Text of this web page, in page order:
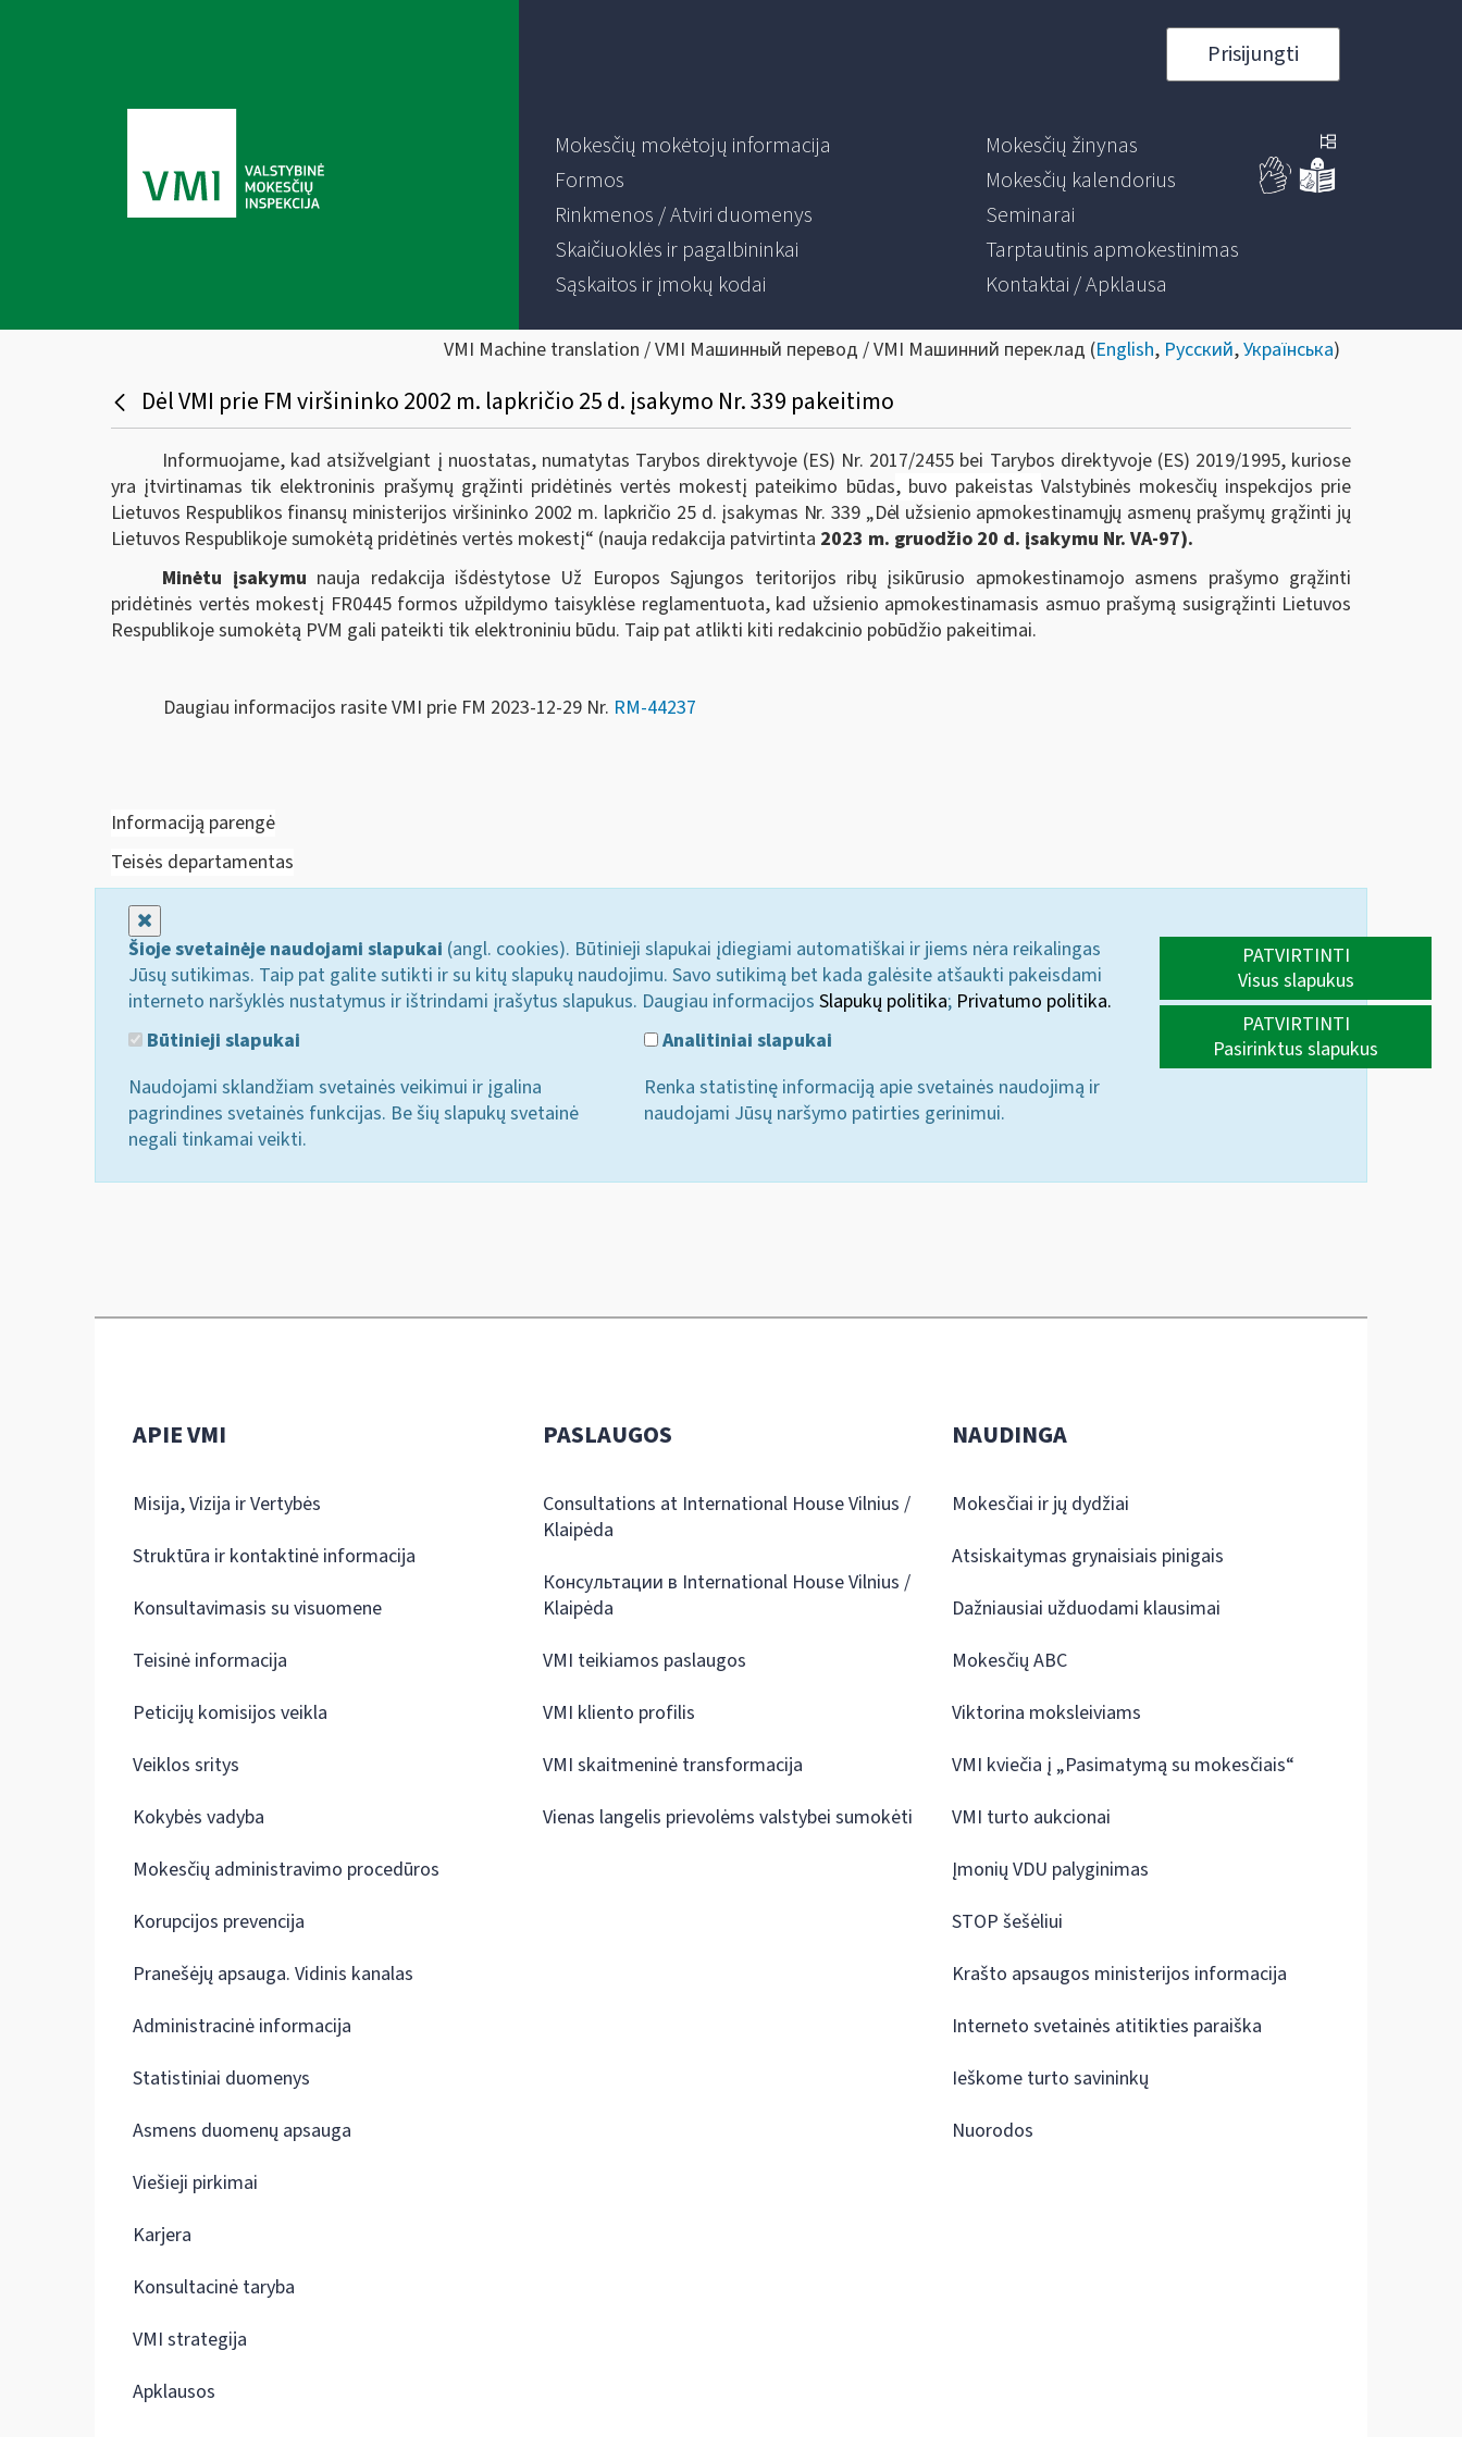
Prisijungti
Mokesčių mokėtojų informacija
Formos
Rinkmenos / Atviri duomenys
Skaičiuoklės ir pagalbininkai
Sąskaitos ir įmokų kodai
Mokesčių žinynas
Mokesčių kalendorius
Seminarai
Tarptautinis apmokestinimas
Kontaktai / Apklausa
VMI Machine translation / VMI Машинный перевод / VMI Машинний переклад (English, Русский,Українська)
Dėl VMI prie FM viršininko 2002 m. lapkričio 25 d. įsakymo Nr. 339 pakeitimo
Informuojame, kad atsižvelgiant į nuostatas, numatytas Tarybos direktyvoje (ES) Nr. 2017/2455 bei Tarybos direktyvoje (ES) 2019/1995, kuriose
yra įtvirtinamas tik elektroninis prašymų grąžinti pridėtinės vertės mokestį pateikimo būdas, buvo pakeistasValstybinės mokesčių inspekcijos prie
Lietuvos Respublikos finansų ministerijos viršininko 2002 m. lapkričio 25 d. įsakymas Nr. 339 „Dėl užsienio apmokestinamųjų asmenų prašymų grąžinti jų
Lietuvos Respublikoje sumokėtą pridėtinės vertės mokestį“ (nauja redakcija patvirtinta 2023 m. gruodžio 20 d. įsakymu Nr. VA-97).
Minėtu įsakymu nauja redakcija išdėstytose Už Europos Sąjungos teritorijos ribų įsikūrusio apmokestinamojo asmens prašymo grąžinti
pridėtinės vertės mokestį FR0445 formos užpildymo taisyklėse reglamentuota, kad užsienio apmokestinamasis asmuo prašymą susigrąžinti Lietuvos
Respublikoje sumokėtą PVM gali pateikti tik elektroniniu būdu. Taip pat atlikti kiti redakcinio pobūdžio pakeitimai.
Daugiau informacijos rasite VMI prie FM 2023-12-29 Nr. RM-44237
Informaciją parengė
Teisės departamentas
Šioje svetainėje naudojami slapukai (angl. cookies). Būtinieji slapukai įdiegiami automatiškai ir jiems nėra reikalingas
Jūsų sutikimas. Taip pat galite sutikti ir su kitų slapukų naudojimu. Savo sutikimą bet kada galėsite atšaukti pakeisdami
interneto naršyklės nustatymus ir ištrindami įrašytus slapukus. Daugiau informacijos Slapukų politika; Privatumo politika.
Būtinieji slapukai
Naudojami sklandžiam svetainės veikimui ir įgalina
pagrindines svetainės funkcijas. Be šių slapukų svetainė
negali tinkamai veikti.
Analitiniai slapukai
Renka statistinę informaciją apie svetainės naudojimą ir
naudojami Jūsų naršymo patirties gerinimui.
PATVIRTINTI
Visus slapukus
PATVIRTINTI
Pasirinktus slapukus
APIE VMI
Misija, Vizija ir Vertybės
Struktūra ir kontaktinė informacija
Konsultavimasis su visuomene
Teisinė informacija
Peticijų komisijos veikla
Veiklos sritys
Kokybės vadyba
Mokesčių administravimo procedūros
Korupcijos prevencija
Pranešėjų apsauga. Vidinis kanalas
Administracinė informacija
Statistiniai duomenys
Asmens duomenų apsauga
Viešieji pirkimai
Karjera
Konsultacinė taryba
VMI strategija
Apklausos
PASLAUGOS
Consultations at International House Vilnius /
Klaipėda
Консультации в International House Vilnius /
Klaipėda
VMI teikiamos paslaugos
VMI kliento profilis
VMI skaitmeninė transformacija
Vienas langelis prievolėms valstybei sumokėti
NAUDINGA
Mokesčiai ir jų dydžiai
Atsiskaitymas grynaisiais pinigais
Dažniausiai užduodami klausimai
Mokesčių ABC
Viktorina moksleiviams
VMI kviečia į „Pasimatymą su mokesčiais“
VMI turto aukcionai
Įmonių VDU palyginimas
STOP šešėliui
Krašto apsaugos ministerijos informacija
Interneto svetainės atitikties paraiška
Ieškome turto savininkų
Nuorodos